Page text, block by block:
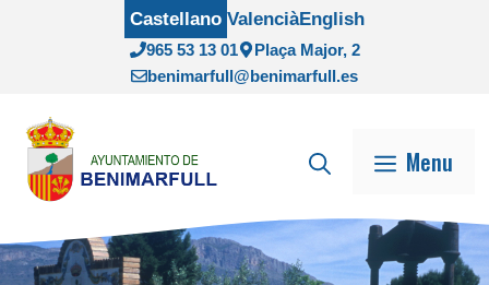
965 53 13 01
Plaça Major, 2
benimarfull@benimarfull.es
Castellano ValenciàEnglish
Menu